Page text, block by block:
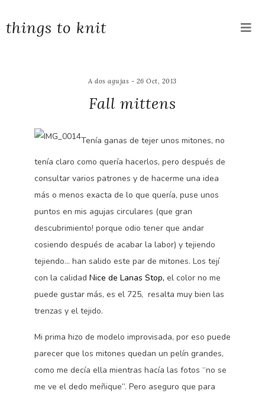
things to knit
A dos agujas - 26 Oct, 2013
Fall mittens
Tenía ganas de tejer unos mitones, no
tenía claro como quería hacerlos, pero después de
consultar varios patrones y de hacerme una idea
más o menos exacta de lo que quería, puse unos
puntos en mis agujas circulares (que gran
descubrimiento! porque odio tener que andar
cosiendo después de acabar la labor) y tejiendo
tejiendo… han salido este par de mitones. Los tejí
con la calidad Nice de Lanas Stop, el color no me
puede gustar más, es el 725, resalta muy bien las
trenzas y el tejido.
Mi prima hizo de modelo improvisada, por eso puede
parecer que los mitones quedan un pelín grandes,
como me decía ella mientras hacía las fotos “no se
me ve el dedo meñique”. Pero aseguro que para